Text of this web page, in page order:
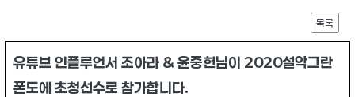
목록
유튜브 인플루언서 조아라 & 윤중헌님이 2020설악그란
폰도에 초청선수로 참가합니다.